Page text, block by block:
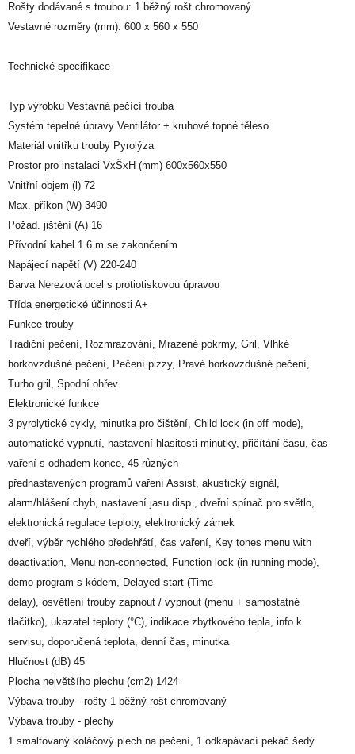
Rošty dodávané s troubou: 1 běžný rošt chromovaný
Vestavné rozměry (mm): 600 x 560 x 550
Technické specifikace
Typ výrobku Vestavná pečící trouba
Systém tepelné úpravy Ventilátor + kruhové topné těleso
Materiál vnitřku trouby Pyrolýza
Prostor pro instalaci VxŠxH (mm) 600x560x550
Vnitřní objem (l) 72
Max. příkon (W) 3490
Požad. jištění (A) 16
Přívodní kabel 1.6 m se zakončením
Napájecí napětí (V) 220-240
Barva Nerezová ocel s protiotiskovou úpravou
Třída energetické účinnosti A+
Funkce trouby
Tradiční pečení, Rozmrazování, Mrazené pokrmy, Gril, Vlhké
horkovzdušné pečení, Pečení pizzy, Pravé horkovzdušné pečení,
Turbo gril, Spodní ohřev
Elektronické funkce
3 pyrolytické cykly, minutka pro čištění, Child lock (in off mode),
automatické vypnutí, nastavení hlasitosti minutky, přičítání času, čas
vaření s odhadem konce, 45 různých
přednastavených programů vaření Assist, akustický signál,
alarm/hlášení chyb, nastavení jasu disp., dveřní spínač pro světlo,
elektronická regulace teploty, elektronický zámek
dveří, výběr rychlého předehřátí, čas vaření, Key tones menu with
deactivation, Menu non-connected, Function lock (in running mode),
demo program s kódem, Delayed start (Time
delay), osvětlení trouby zapnout / vypnout (menu + samostatné
tlačitko), ukazatel teploty (°C), indikace zbytkového tepla, info k
servisu, doporučená teplota, denní čas, minutka
Hlučnost (dB) 45
Plocha největšího plechu (cm2) 1424
Výbava trouby - rošty 1 běžný rošt chromovaný
Výbava trouby - plechy
1 smaltovaný koláčový plech na pečení, 1 odkapávací pekáč šedý